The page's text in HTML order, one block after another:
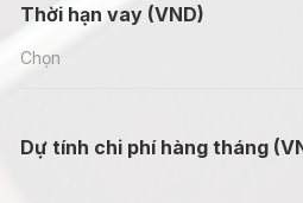
Thời hạn vay (VND)
Chọn
Dự tính chi phí hàng tháng